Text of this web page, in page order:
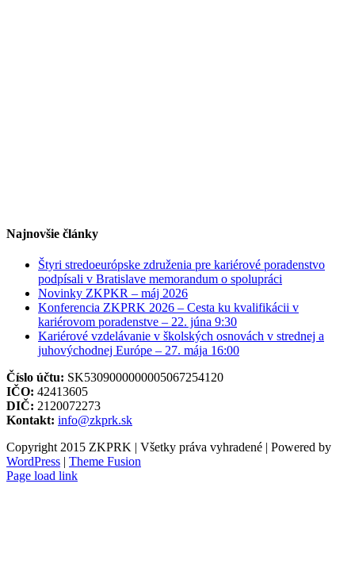
Najnovšie články
Štyri stredoeurópske združenia pre kariérové poradenstvo
podpísali v Bratislave memorandum o spolupráci
Novinky ZKPKR – máj 2026
Konferencia ZKPRK 2026 – Cesta ku kvalifikácii v
kariérovom poradenstve – 22. júna 9:30
Kariérové vzdelávanie v školských osnovách v strednej a
juhovýchodnej Európe – 27. mája 16:00
Číslo účtu: SK5309000000005067254120
IČO: 42413605
DIČ: 2120072273
Kontakt: info@zkprk.sk
Copyright 2015 ZKPRK | Všetky práva vyhradené | Powered by
WordPress | Theme Fusion
Page load link